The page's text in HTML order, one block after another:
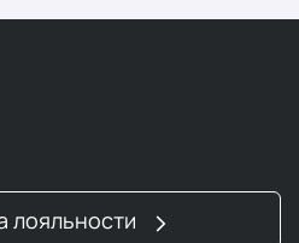
Поскольку
высокий уровень железа
если врач считает это
лояльности